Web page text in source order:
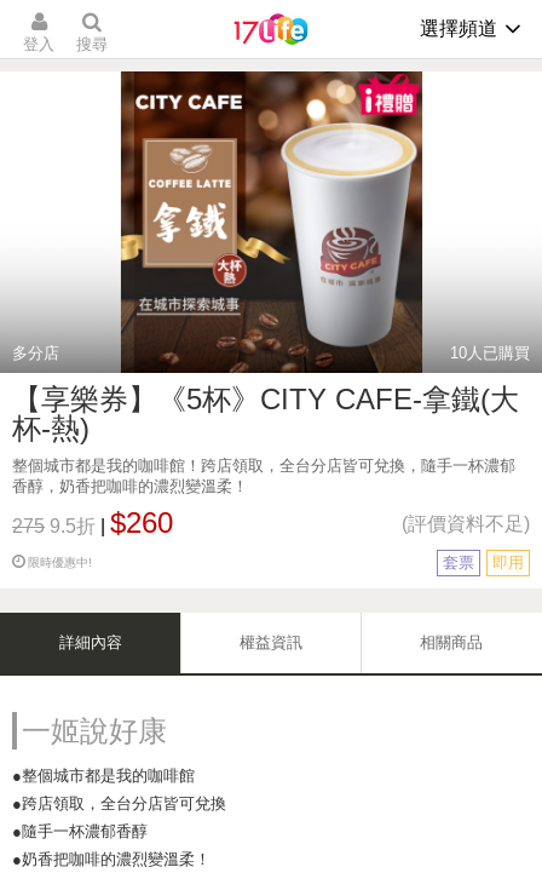
登入 搜尋
選擇頻道
多分店 10人已購買
【享樂券】《5杯》CITY CAFE-拿鐵(大
杯-熱)
整個城市都是我的咖啡館！跨店領取，全台分店皆可兌換，隨手一杯濃郁
香醇，奶香把咖啡的濃烈變溫柔！
275 9.5折 $260 (評價資料不足)
限時優惠中! 即用
套票
詳細內容 權益資訊 相關商品
一姬說好康
●整個城市都是我的咖啡館
●跨店領取，全台分店皆可兌換
●隨手一杯濃郁香醇
●奶香把咖啡的濃烈變溫柔！